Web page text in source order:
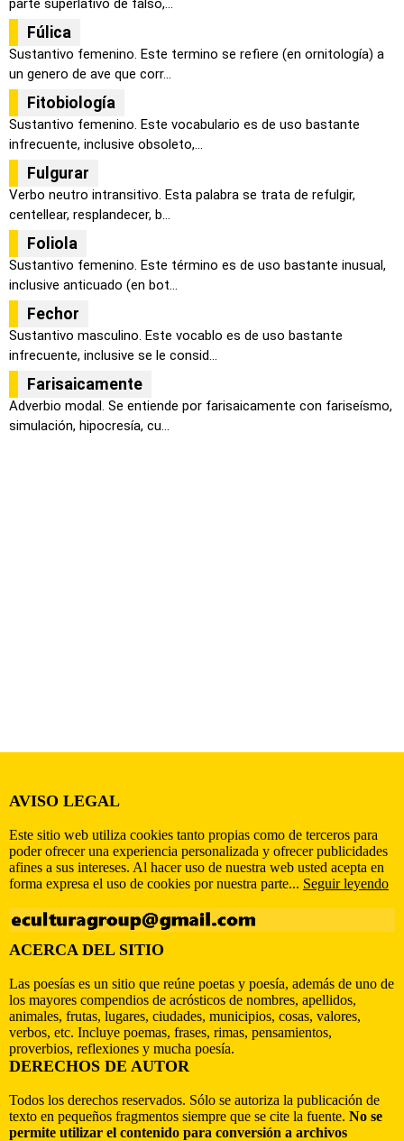
parte superlativo de falso,...
Fúlica
Sustantivo femenino. Este termino se refiere (en ornitología) a
un genero de ave que corr...
Fitobiología
Sustantivo femenino. Este vocabulario es de uso bastante
infrecuente, inclusive obsoleto,...
Fulgurar
Verbo neutro intransitivo. Esta palabra se trata de refulgir,
centellear, resplandecer, b...
Foliola
Sustantivo femenino. Este término es de uso bastante inusual,
inclusive anticuado (en bot...
Fechor
Sustantivo masculino. Este vocablo es de uso bastante
infrecuente, inclusive se le consid...
Farisaicamente
Adverbio modal. Se entiende por farisaicamente con fariseísmo,
simulación, hipocresía, cu...
AVISO LEGAL
Este sitio web utiliza cookies tanto propias como de terceros para
poder ofrecer una experiencia personalizada y ofrecer publicidades
afines a sus intereses. Al hacer uso de nuestra web usted acepta en
forma expresa el uso de cookies por nuestra parte... Seguir leyendo
ACERCA DEL SITIO
Las poesías es un sitio que reúne poetas y poesía, además de uno de
los mayores compendios de acrósticos de nombres, apellidos,
animales, frutas, lugares, ciudades, municipios, cosas, valores,
verbos, etc. Incluye poemas, frases, rimas, pensamientos,
proverbios, reflexiones y mucha poesía.
DERECHOS DE AUTOR
Todos los derechos reservados. Sólo se autoriza la publicación de
texto en pequeños fragmentos siempre que se cite la fuente. No se
permite utilizar el contenido para conversión a archivos